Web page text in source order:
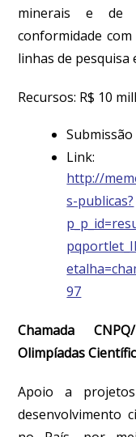
minerais e de
conformidade
linhas de pesquisa
Recursos: R$ 10
Link:
http://
s-publicas?
97
Chamada
Olimpíadas
Apoio a
desenvolvimento